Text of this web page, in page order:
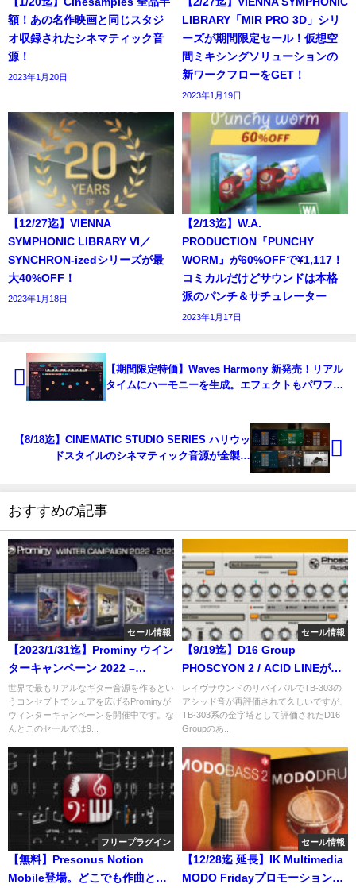
額！あの名作映画と同じスタジ
オ収録されたシネマティック音
源！
2023年1月20日
LIBRARY「MIR PRO 3D」シリ
ーズが期間限定セール！仮想空
間ミキシングソリューションの
新ワークフローをGET！
2023年1月19日
【12/27迄】VIENNA
SYMPHONIC LIBRARY VI／
SYNCHRON-izedシリーズが最
大40%OFF！
2023年1月18日
【2/13迄】W.A.
PRODUCTION『PUNCHY
WORM』が60%OFFで¥1,117！
コミカルだけどサウンドは本格
派のパンチ＆サチュレーター
2023年1月17日
【期間限定特価】Waves Harmony 新発売！リアル
タイムにハーモニーを生成。エフェクトもパワフル
【8/18迄】CINEMATIC STUDIO SERIES ハリウッ
ドスタイルのシネマティック音源が全製品
おすすめの記事
セール情報
【2023/1/31迄】Prominy ウイン
ターキャンペーン 2022 –
2023。最新SC Electric Guitar 2
も対象で最大40%OFF！
世界で最もリアルなギター音源を作るとい
うコンセプトでシェアを広げるProminyが
ウィンターキャンペーンを開催中です。な
んとこのセールでは9...
セール情報
【9/19迄】D16 Group
PHOSCYON 2 / ACID LINEが新
発売。303系シンセの金字塔がパ
ワーアップ＆25%OFFセール！
レイヴサウンドのリバイバルでTB-303の
アシッド音が再評価されて久しいですが、
TB-303系の金字塔として評価されたD16
Groupのあ...
フリープラグイン
【無料】Presonus Notion
Mobile登場。どこでも作曲と楽
セール情報
【12/28迄 延長】IK Multimedia
MODO Fridayプロモーション！